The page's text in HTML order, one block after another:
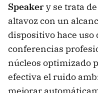
Speakery se trata
altavoz con un
dispositivo hace uso
conferencias
núcleos optimizado
efectiva el ruido